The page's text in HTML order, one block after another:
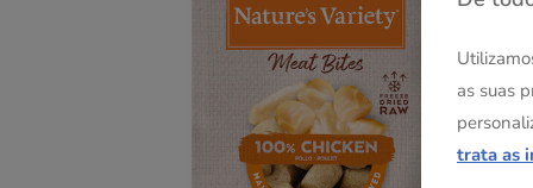
as suas
trata as